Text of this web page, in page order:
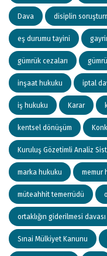
Dava disiplin
eş durumu tayini
gümrük cezaları
inşaat hukuku iptal
iş hukuku Karar
kentsel dönüşüm
Kuruluş Gözetimli Analiz
marka hukuku memur
müteahhit temerrüdü
ortaklığın giderilmesi davası
Sınai Mülkiyet Kanunu